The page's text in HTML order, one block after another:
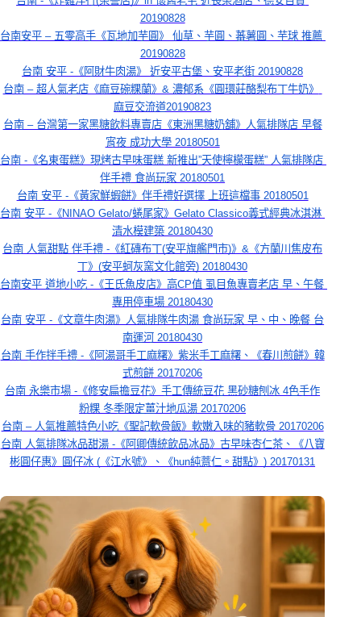
20190828
台南安平 – 五零高手《瓦地加芋圓》 仙草、芋圓、蕃薯圓、芋球 推薦
20190828
台南 安平 -《阿財牛肉湯》 近安平古堡、安平老街 20190828
台南 – 超人氣老店《麻豆碗粿蘭》& 濃郁系《圓環莊酪梨布丁牛奶》
麻豆交流道20190823
台南 – 台灣第一家黑糖飲料專賣店《東洲黑糖奶舖》人氣排隊店 早餐
宵夜 成功大學 20180501
台南 -《名東蛋糕》現烤古早味蛋糕 新推出”天使檸檬蛋糕” 人氣排隊店
伴手禮 食尚玩家 20180501
台南 安平 -《黃家鮮蝦餅》伴手禮好選擇 上班這檔事 20180501
台南 安平 -《NINAO Gelato/蜷尾家》Gelato Classico義式經典冰淇淋
清水模建築 20180430
台南 人氣甜點 伴手禮 -《紅磚布丁(安平旗艦門市)》&《方蘭川焦皮布
丁》(安平蚵灰窯文化館旁) 20180430
台南安平 道地小吃 -《王氏魚皮店》高CP值 虱目魚專賣老店 早、午餐
專用停車場 20180430
台南 安平 -《文章牛肉湯》人氣排隊牛肉湯 食尚玩家 早、中、晚餐 台
南運河 20180430
台南 手作拌手禮 -《阿湯哥手工麻糬》紫米手工麻糬、《春川煎餅》韓
式煎餅 20170206
台南 永樂市場 -《修安扁擔豆花》手工傳統豆花 黑砂糖刨冰 4色手作
粉粿 冬季限定薑汁地瓜湯 20170206
台南 – 人氣推薦特色小吃《聖記軟骨飯》軟嫩入味的豬軟骨 20170206
台南 人氣排隊冰品甜湯 -《阿卿傳統飲品冰品》古早味杏仁茶、《八寶
彬圓仔惠》圓仔冰 (《江水號》、《hun純薏仁。甜點》) 20170131